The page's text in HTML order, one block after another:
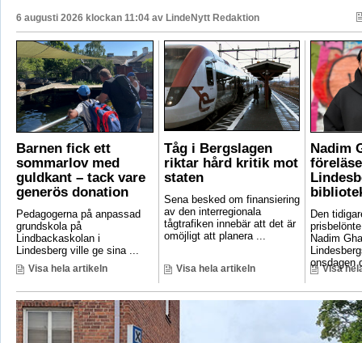
6 augusti 2026 klockan 11:04 av LindeNytt Redaktion
Barnen fick ett
sommarlov med
guldkant – tack vare
generös donation
Pedagogerna på anpassad
grundskola på
Lindbackaskolan i
Lindesberg ville ge sina ...
Visa hela artikeln
Tåg i Bergslagen
riktar hård kritik mot
staten
Sena besked om finansiering
av den interregionala
tågtrafiken innebär att det är
omöjligt att planera ...
Visa hela artikeln
Nadim
Den
Nadim
onsdagen
Visa